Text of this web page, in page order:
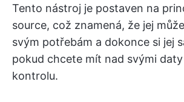
Tento nástroj je postaven na
source, což znamená, že jej
svým potřebám a dokonce si jej
pokud chcete mít nad svými
kontrolu.